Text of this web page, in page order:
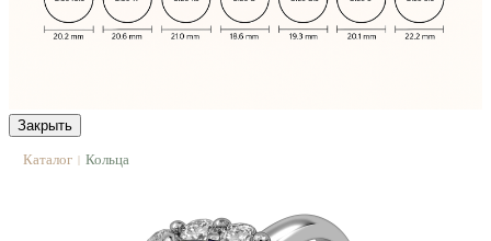
Закрыть
Каталог | Кольца